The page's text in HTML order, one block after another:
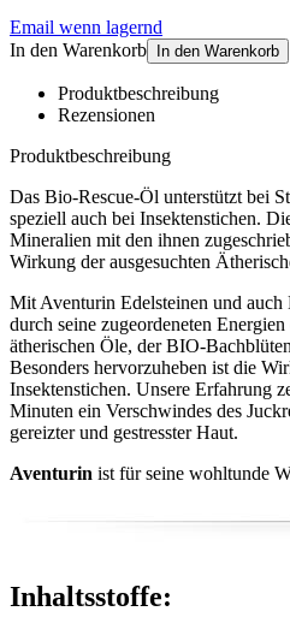
Email wenn lagernd
In den Warenkorb
In den Warenkorb
Produktbeschreibung
Rezensionen
Produktbeschreibung
Das Bio-Rescue-Öl unterstützt bei
speziell auch bei Insektenstichen.
Mineralien mit den ihnen
Wirkung der ausgesuchten
Mit Aventurin Edelsteinen und
durch seine zugeordeneten
ätherischen Öle, der BIO-
Besonders hervorzuheben ist die
Insektenstichen. Unsere Erfahrung
Minuten ein Verschwindes des
gereizter und gestresster Haut.
Aventurin ist für seine wohltunde
Inhaltsstoffe: